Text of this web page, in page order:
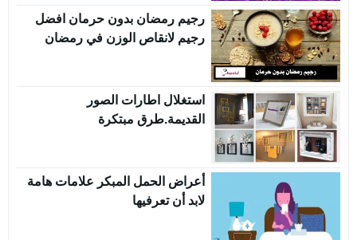
رجيم رمضان بدون حرمان افضل
رجيم لانقاص الوزن في رمضان
استغلال اطارات الصور
القديمة.طرق مبتكرة
أعراض الحمل المبكر علامات هامة
لابد أن تعرفيها